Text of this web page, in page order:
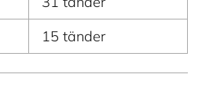
15 tänder